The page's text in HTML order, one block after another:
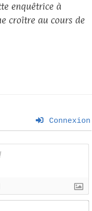
enquêtrice à
croître au cours de
Connexion